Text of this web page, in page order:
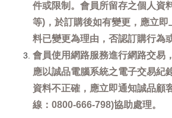
件或限制。會員所留存之個人資
等)，於訂購後如有變更，應立
料已變更為理由，否認訂購行為
會員使用網路服務進行網路交易
應以誠品電腦系統之電子交易紀
資料不正確，應立即通知誠品顧
線：0800-666-798)協助處理。